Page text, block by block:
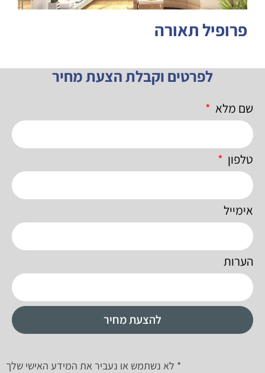
פרופיל תאורה
לפרטים וקבלת הצעת מחיר
שם מלא
טלפון
אימייל
הערות
להצעת מחיר
* לא נשתמש או נעביר את המידע האישי שלך